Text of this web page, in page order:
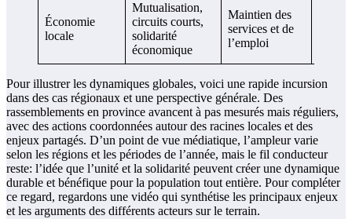
Économie
locale
Mutualisation,
circuits courts,
solidarité
économique
Maintien des
services et de
l’emploi
Pour illustrer les dynamiques globales, voici une rapide incursion
dans des cas régionaux et une perspective générale. Des
rassemblements en province avancent à pas mesurés mais réguliers,
avec des actions coordonnées autour des racines locales et des
enjeux partagés. D’un point de vue médiatique, l’ampleur varie
selon les régions et les périodes de l’année, mais le fil conducteur
reste: l’idée que l’unité et la solidarité peuvent créer une dynamique
durable et bénéfique pour la population tout entière. Pour compléter
ce regard, regardons une vidéo qui synthétise les principaux enjeux
et les arguments des différents acteurs sur le terrain.